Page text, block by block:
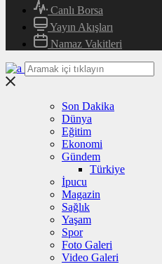
Canlı Borsa
Yayın Akışları
Namaz Vakitleri
Son Dakika
Dünya
Eğitim
Ekonomi
Gündem
Türkiye
İpucu
Magazin
Sağlık
Yaşam
Spor
Foto Galeri
Video Galeri